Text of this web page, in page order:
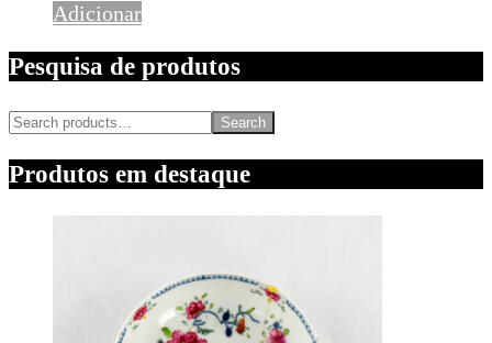
Adicionar
Pesquisa de produtos
Search
Produtos em destaque